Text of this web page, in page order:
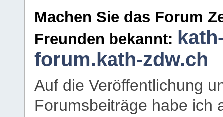
Machen Sie das Forum
Freunden bekannt:
forum.kath-zdw.ch
Auf die Veröffentlichung
Forumsbeiträge habe ich